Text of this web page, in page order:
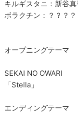
キルギスタニ：新谷真
ボラクチン：？？？？
オープニングテーマ
SEKAI NO OWARI
「Stella」
エンディングテーマ